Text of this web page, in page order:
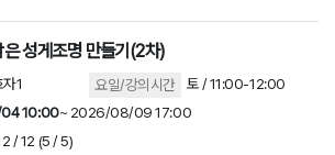
성게조명 만들기(2차)
1
토 / 11:00-12:00
10:00~ 2026/08/09 17:00
/ 12 (5 / 5)